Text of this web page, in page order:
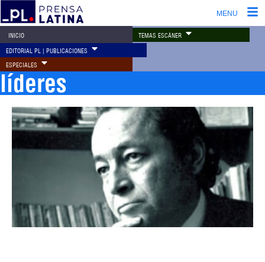
MENU
INICIO TEMAS ESCÁNER
EDITORIAL PL | PUBLICACIONES
ESPECIALES
líderes